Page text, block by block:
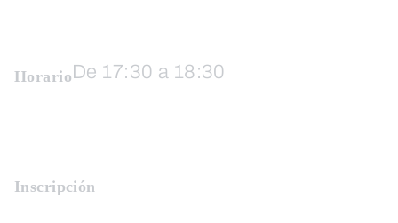
HorarioDe 17:30 a 18:30
Inscripción